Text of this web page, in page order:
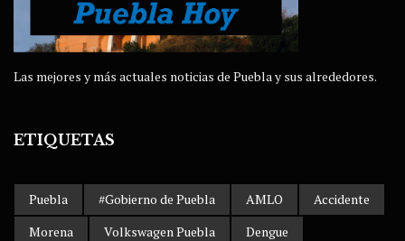
Las mejores y más actuales noticias de Puebla y sus alrededores.
ETIQUETAS
Puebla #Gobierno de Puebla AMLO
Accidente
Morena
Volkswagen Puebla
Dengue